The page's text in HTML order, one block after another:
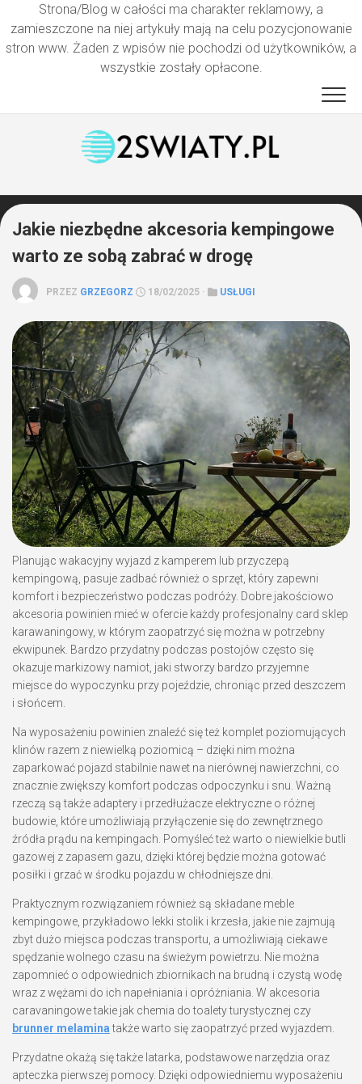
Strona/Blog w całości ma charakter reklamowy, a
zamieszczone na niej artykuły mają na celu pozycjonowanie
stron www. Żaden z wpisów nie pochodzi od użytkowników, a
wszystkie zostały opłacone.
Jakie niezbędne akcesoria kempingowe
warto ze sobą zabrać w drogę
PRZEZ GRZEGORZ 18/02/2025 · USŁUGI
Planując wakacyjny wyjazd z kamperem lub przyczepą
kempingową, pasuje zadbać również o sprzęt, który zapewni
komfort i bezpieczeństwo podczas podróży. Dobre jakościowo
akcesoria powinien mieć w ofercie każdy profesjonalny card sklep
karawaningowy, w którym zaopatrzyć się można w potrzebny
ekwipunek. Bardzo przydatny podczas postojów często się
okazuje markizowy namiot, jaki stworzy bardzo przyjemne
miejsce do wypoczynku przy pojeździe, chroniąc przed deszczem
i słońcem.
Na wyposażeniu powinien znaleźć się też komplet poziomujących
klinów razem z niewielką poziomicą – dzięki nim można
zaparkować pojazd stabilnie nawet na nierównej nawierzchni, co
znacznie zwiększy komfort podczas odpoczynku i snu. Ważną
rzeczą są także adaptery i przedłużacze elektryczne o różnej
budowie, które umożliwiają przyłączenie się do zewnętrznego
źródła prądu na kempingach. Pomyśleć też warto o niewielkie butli
gazowej z zapasem gazu, dzięki której będzie można gotować
posiłki i grzać w środku pojazdu w chłodniejsze dni.
Praktycznym rozwiązaniem również są składane meble
kempingowe, przykładowo lekki stolik i krzesła, jakie nie zajmują
zbyt dużo miejsca podczas transportu, a umożliwiają ciekawe
spędzanie wolnego czasu na świeżym powietrzu. Nie można
zapomnieć o odpowiednich zbiornikach na brudną i czystą wodę
wraz z wężami do ich napełniania i opróżniania. W akcesoria
caravaningowe takie jak chemia do toalety turystycznej czy
brunner melaminatakże warto się zaopatrzyć przed wyjazdem.
Przydatne okażą się także latarka, podstawowe narzędzia oraz
apteczka pierwszej pomocy. Dzięki odpowiedniemu wyposażeniu